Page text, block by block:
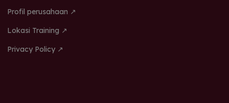
Profil perusahaan ↗
Lokasi Training ↗
Privacy Policy ↗